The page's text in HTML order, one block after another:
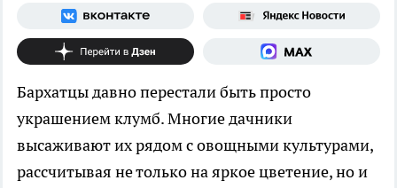
Бархатцы давно перестали быть просто
украшением клумб. Многие дачники
высаживают их рядом с овощными культурами,
рассчитывая не только на яркое цветение, но и